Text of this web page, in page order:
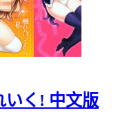
いく! 中文版